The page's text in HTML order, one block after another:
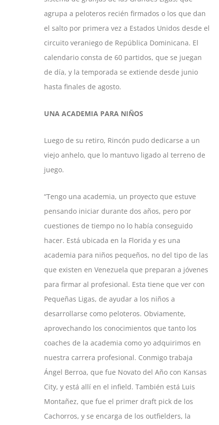
agrupa a peloteros recién firmados o los que dan
el salto por primera vez a Estados Unidos desde el
circuito veraniego de República Dominicana. El
calendario consta de 60 partidos, que se juegan
de día, y la temporada se extiende desde junio
hasta finales de agosto.
UNA ACADEMIA PARA NIÑOS
Luego de su retiro, Rincón pudo dedicarse a un
viejo anhelo, que lo mantuvo ligado al terreno de
juego.
“Tengo una academia, un proyecto que estuve
pensando iniciar durante dos años, pero por
cuestiones de tiempo no lo había conseguido
hacer. Está ubicada en la Florida y es una
academia para niños pequeños, no del tipo de las
que existen en Venezuela que preparan a jóvenes
para firmar al profesional. Esta tiene que ver con
Pequeñas Ligas, de ayudar a los niños a
desarrollarse como peloteros. Obviamente,
aprovechando los conocimientos que tanto los
coaches de la academia como yo adquirimos en
nuestra carrera profesional. Conmigo trabaja
Ángel Berroa, que fue Novato del Año con Kansas
City, y está allí en el infield. También está Luis
Montañez, que fue el primer draft pick de los
Cachorros, y se encarga de los outfielders, la